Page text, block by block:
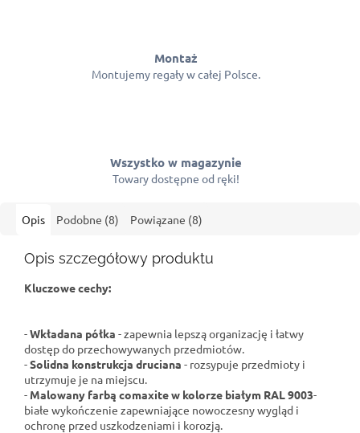
Montaż
Montujemy regały w całej Polsce.
Wszystko w magazynie
Towary dostępne od ręki!
Opis Podobne (8) Powiązane (8)
Opis szczegółowy produktu
Kluczowe cechy:
-Wkładana półka - zapewnia lepszą organizację i łatwy
dostęp do przechowywanych przedmiotów.
-Solidna konstrukcja druciana - rozsypuje przedmioty i
utrzymuje je na miejscu.
- Malowany farbą comaxite w kolorze białym RAL 9003-
białe wykończenie zapewniające nowoczesny wygląd i
ochronę przed uszkodzeniami i korozją.